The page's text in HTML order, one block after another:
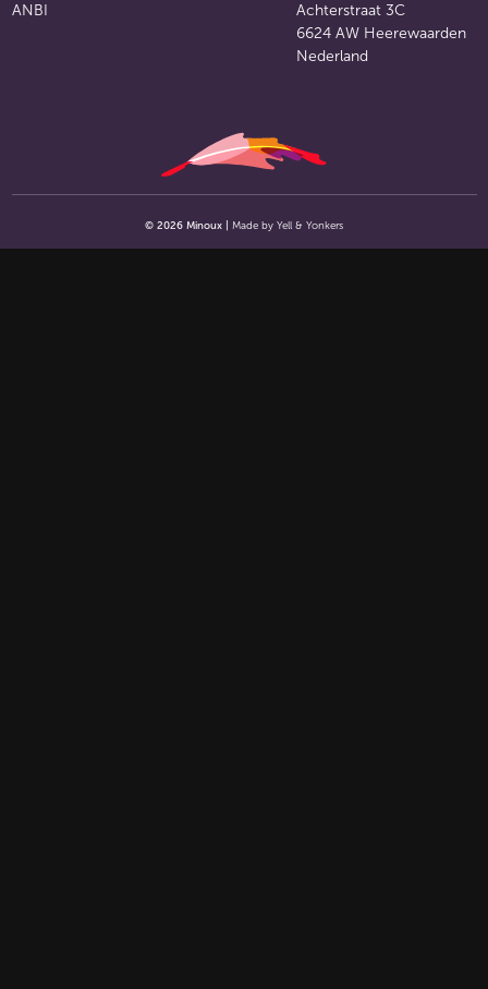
ANBI
Achterstraat 3C
6624 AW Heerewaarden
Nederland
© 2026 Minoux | Made by Yell & Yonkers